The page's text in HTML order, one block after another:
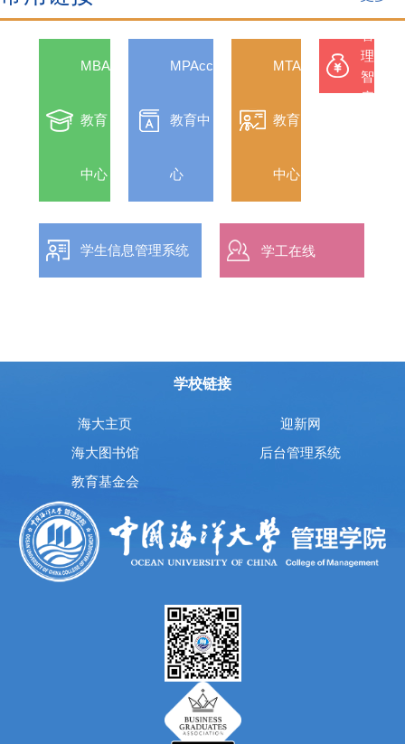
MBA
教育
中心
MPAcc
教育中
心
MTA
教育
中心
理
智
库
学生信息管理系统 学工在线
学校链接
海大主页
迎新网
海大图书馆
后台管理系统
教育基金会